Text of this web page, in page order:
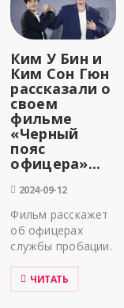
Ким У Бин и
Ким Сон Гюн
рассказали о
своем
фильме
«Черный
пояс
офицера»...
2024-09-12
Фильм расскажет
об офицерах
службы пробации.
ЧИТАТЬ